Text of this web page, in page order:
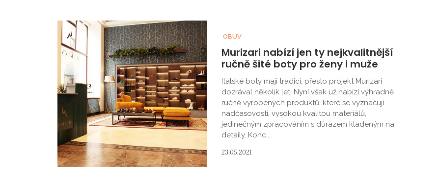
OBUV
Murizari nabízí jen ty nejkvalitnější
ručně šité boty pro ženy i muže
Italské boty mají tradici, přesto projekt Murizari
dozrával několik let. Nyní však už nabízí výhradně
ručně vyrobených produktů, které se vyznačují
nadčasovostí, vysokou kvalitou materiálů,
jedinečným zpracováním s důrazem kladeným na
detaily. Konc...
23.05.2021